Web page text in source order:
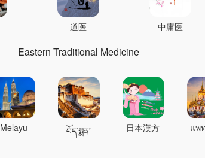
道医 中庸医
Eastern Traditional Medicine
Melayu བོད་སྨན། 日本漢方 แพ